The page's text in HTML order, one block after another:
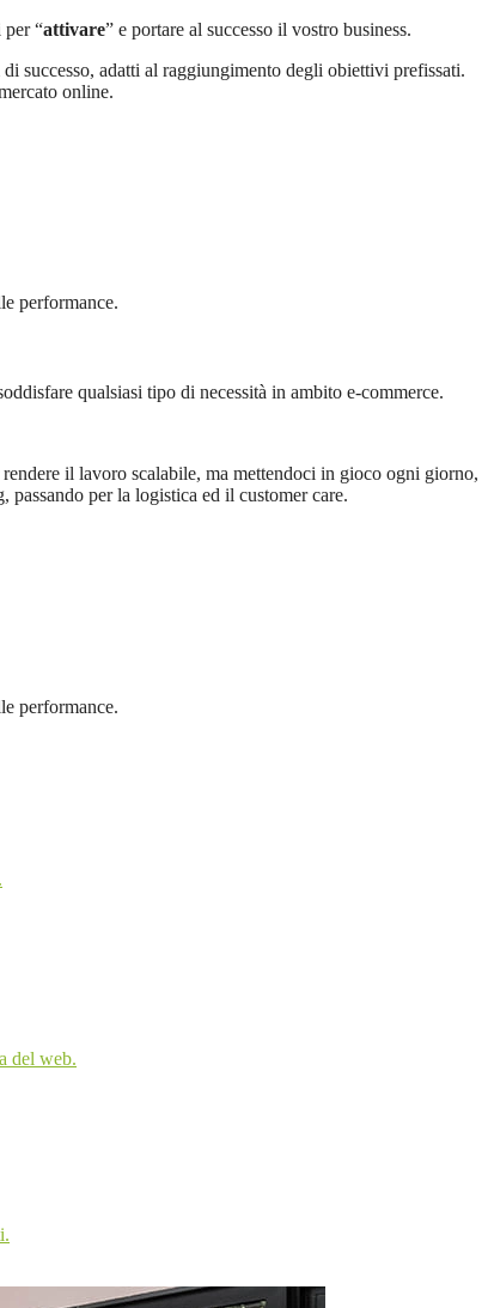
per “attivare” e portare al successo il vostro business.
successo, adatti al raggiungimento degli obiettivi prefissati.
online.
performance.
qualsiasi tipo di necessità in ambito e-commerce.
il lavoro scalabile, ma mettendoci in gioco ogni giorno,
per la logistica ed il customer care.
performance.
del web.